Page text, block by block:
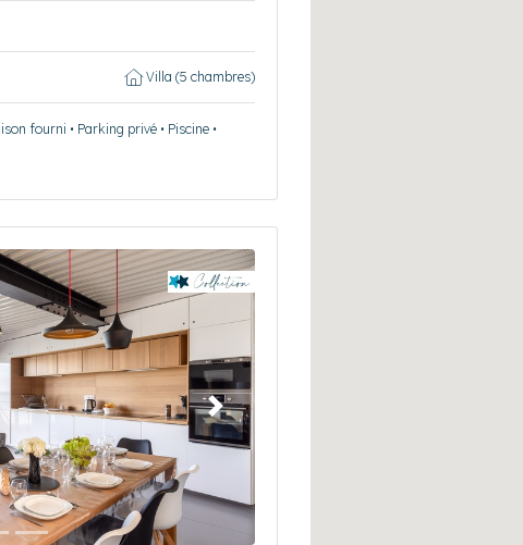
Villa (5 chambres)
fourni • Parking privé • Piscine •
Suivant